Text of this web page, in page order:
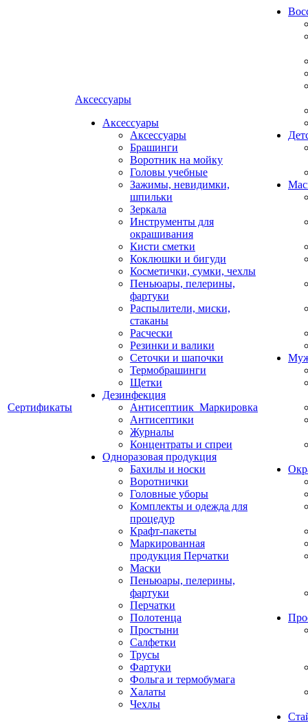
Сертификаты
Аксессуары
Аксессуары
Аксессуары
Брашинги
Воротник на мойку
Головы учебные
Зажимы, невидимки,
шпильки
Зеркала
Инструменты для
окрашивания
Кисти сметки
Коклюшки и бигуди
Косметички, сумки, чехлы
Пеньюары, пелерины,
фартуки
Распылители, миски,
стаканы
Расчески
Резинки и валики
Сеточки и шапочки
Термобрашинги
Щетки
Дезинфекция
Антисептиик_Маркировка
Антисептики
Журналы
Концентраты и спреи
Одноразовая продукция
Бахилы и носки
Воротнички
Головные уборы
Комплекты и одежда для
процедур
Крафт-пакеты
Маркированная
продукция Перчатки
Маски
Пеньюары, пелерины,
фартуки
Перчатки
Полотенца
Простыни
Салфетки
Трусы
Фартуки
Фольга и термобумага
Халаты
Чехлы